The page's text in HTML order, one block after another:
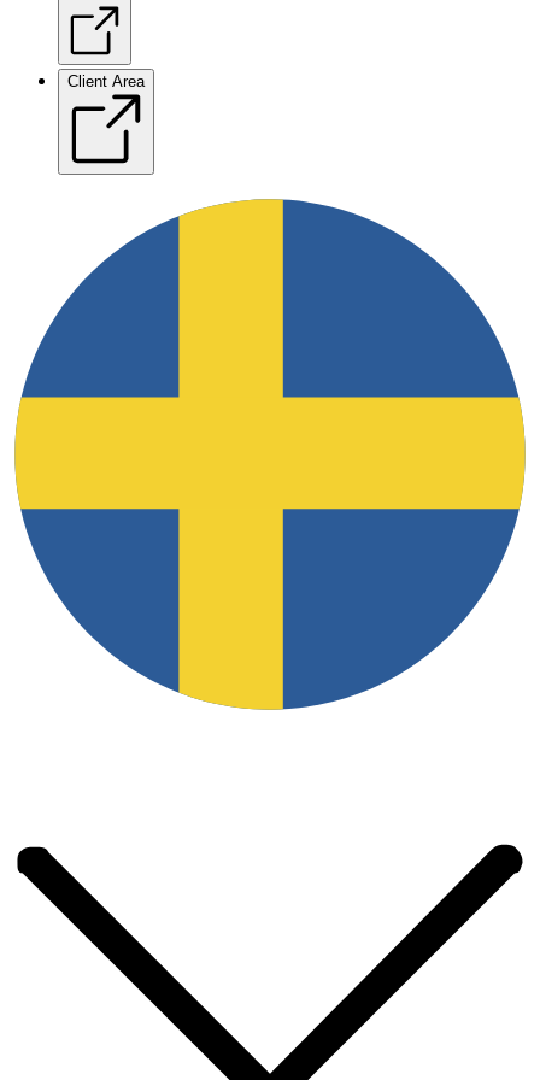
Client Area